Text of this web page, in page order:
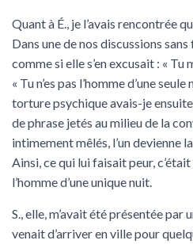
Quant à É., je l’avais rencontrée
Dans une de nos discussions sans
comme si elle s’en excusait : « Tu
« Tu n’es pas l’homme d’une
torture psychique avais-je
de phrase jetés au milieu de la
intimement mêlés, l’un devienne
Ainsi, ce qui lui faisait peur,
l’homme d’une unique nuit.
S., elle, m’avait été présentée par
venait d’arriver en ville pour